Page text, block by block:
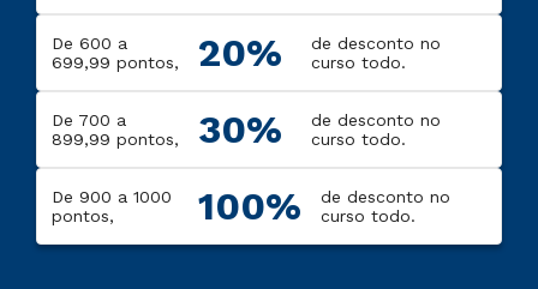
De 600 a
699,99 pontos,
20%
de desconto no
curso todo.
De 700 a
899,99 pontos,
30%
de desconto no
curso todo.
De 900 a 1000
pontos,
100%
de desconto no
curso todo.